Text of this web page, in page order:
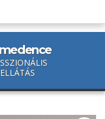
f
r
m